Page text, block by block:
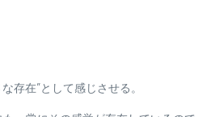
存在”として感じさせる。